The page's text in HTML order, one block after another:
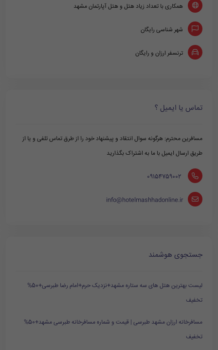
همکاری با تعداد زیاد هتل و هتل آپارتمان مشهد
شهر شناسی رایگان
ترنسفر ارزان و رایگان
تماس یا ایمیل ؟
مسافرین محترم: هرگونه سوال انتقاد و پیشنهاد خود را از طرق تماس تلفی و یا از
طریق ارسال ایمیل با ما به اشتراک بگذارید
‪ 09154759002
info@hotelmashhadonline.ir
جستجوی هوشمند
لیست بهترین هتل های سه ستاره مشهد+نزدیک حرم+امام رضا طبرسی+50%
تخفیف
مسافرخانه ارزان مشهد طبرسی | قیمت و شماره مسافرخانه طبرسی مشهد+50%
تخفیف